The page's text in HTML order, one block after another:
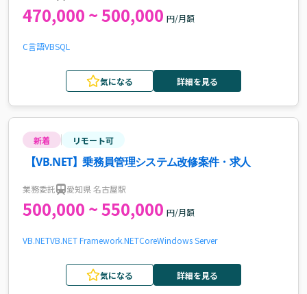
470,000 ~ 500,000 円/月額
C言語VBSQL
気になる 詳細を見る
新着 リモート可
【VB.NET】乗務員管理システム改修案件・求人
業務委託 愛知県 名古屋駅
500,000 ~ 550,000 円/月額
VB.NETVB.NET Framework.NETCoreWindows Server
気になる 詳細を見る